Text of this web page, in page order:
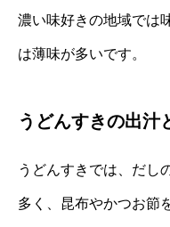
濃い味好きの地域では
は薄味が多いです。
うどんすきの出汁
うどんすきでは、だし
多く、昆布やかつお節